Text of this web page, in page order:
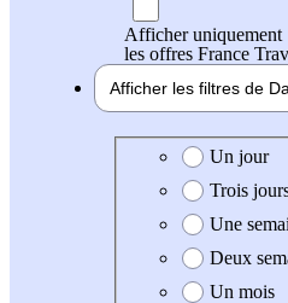
Afficher uniquement
les offres France
Afficher les filtres de
Date de création de
Un jour
Trois
Une
Deux
Un mois